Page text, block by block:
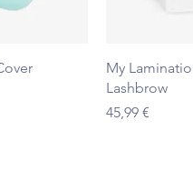
My
Lashbrow
Cena
45,99 €